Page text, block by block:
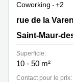
Coworking
+2
30 rue de la
rue de la
Saint-Maur-
Superficie:
10 - 50 m²
Contact pour le prix: